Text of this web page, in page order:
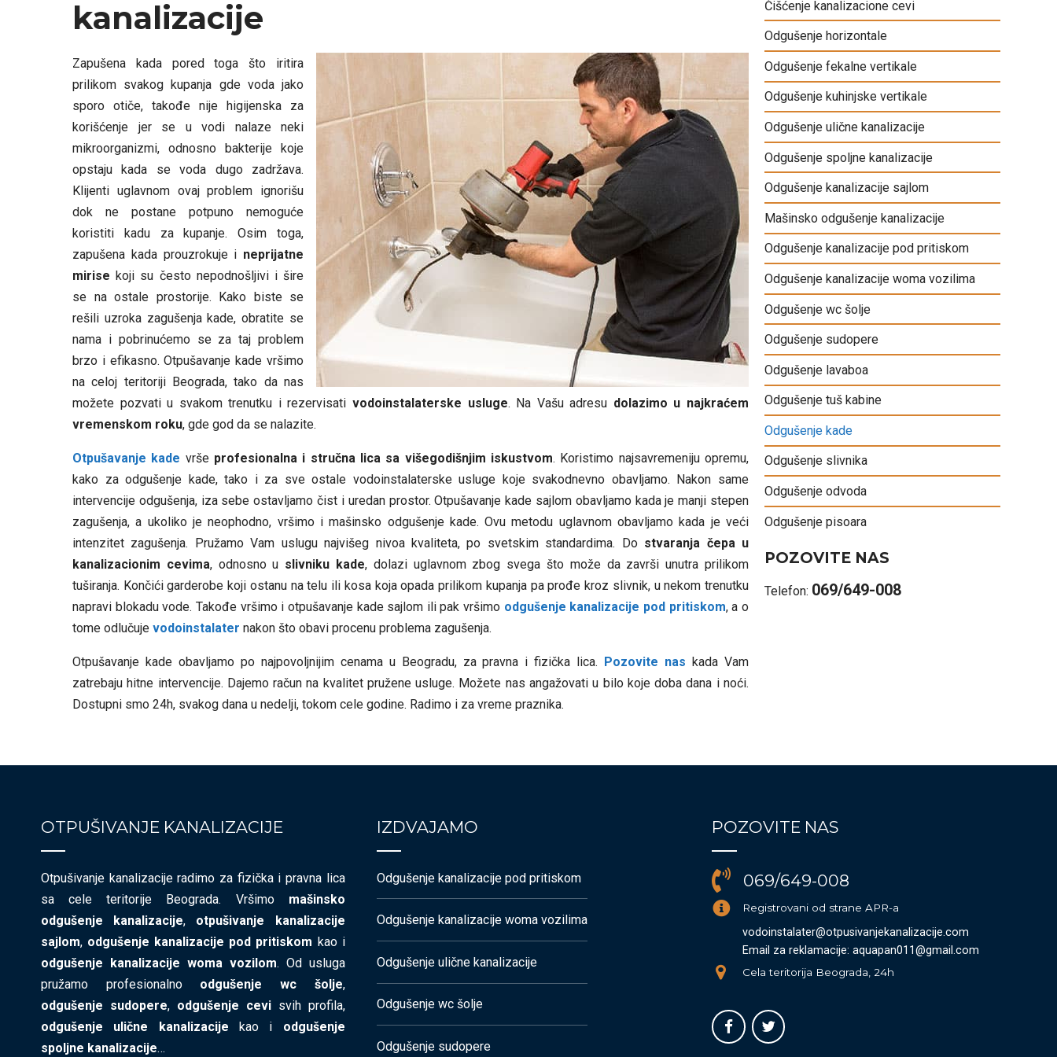
kanalizacije
Zapušena kada pored toga što iritira
prilikom svakog kupanja gde voda jako
sporo otiče, takođe nije higijenska za
korišćenje jer se u vodi nalaze neki
mikroorganizmi, odnosno bakterije koje
opstaju kada se voda dugo zadržava.
Klijenti uglavnom ovaj problem ignorišu
dok ne postane potpuno nemoguće
koristiti kadu za kupanje. Osim toga,
zapušena kada prouzrokuje i neprijatne
mirise koji su često nepodnošljivi i šire
se na ostale prostorije. Kako biste se
rešili uzroka zagušenja kade, obratite se
nama i pobrinućemo se za taj problem
brzo i efikasno. Otpušavanje kade vršimo
na celoj teritoriji Beograda, tako da nas
možete pozvati u svakom trenutku i rezervisati vodoinstalaterske usluge. Na Vašu adresu dolazimo u najkraćem
vremenskom roku, gde god da se nalazite.
Otpušavanje kade vrše profesionalna i stručna lica sa višegodišnjim iskustvom. Koristimo najsavremeniju opremu,
kako za odgušenje kade, tako i za sve ostale vodoinstalaterske usluge koje svakodnevno obavljamo. Nakon same
intervencije odgušenja, iza sebe ostavljamo čist i uredan prostor. Otpušavanje kade sajlom obavljamo kada je manji stepen
zagušenja, a ukoliko je neophodno, vršimo i mašinsko odgušenje kade. Ovu metodu uglavnom obavljamo kada je veći
intenzitet zagušenja. Pružamo Vam uslugu najvišeg nivoa kvaliteta, po svetskim standardima. Do stvaranja čepa u
kanalizacionim cevima, odnosno u slivniku kade, dolazi uglavnom zbog svega što može da završi unutra prilikom
tuširanja. Končići garderobe koji ostanu na telu ili kosa koja opada prilikom kupanja pa prođe kroz slivnik, u nekom trenutku
napravi blokadu vode. Takođe vršimo i otpušavanje kade sajlom ili pak vršimo odgušenje kanalizacije pod pritiskom, a o
tome odlučuje vodoinstalater nakon što obavi procenu problema zagušenja.
Otpušavanje kade obavljamo po najpovoljnijim cenama u Beogradu, za pravna i fizička lica. Pozovite nas kada Vam
zatrebaju hitne intervencije. Dajemo račun na kvalitet pružene usluge. Možete nas angažovati u bilo koje doba dana i noći.
Dostupni smo 24h, svakog dana u nedelji, tokom cele godine. Radimo i za vreme praznika.
Čišćenje kanalizacione cevi
Odgušenje horizontale
Odgušenje fekalne vertikale
Odgušenje kuhinjske vertikale
Odgušenje ulične kanalizacije
Odgušenje spoljne kanalizacije
Odgušenje kanalizacije sajlom
Mašinsko odgušenje kanalizacije
Odgušenje kanalizacije pod pritiskom
Odgušenje kanalizacije woma vozilima
Odgušenje wc šolje
Odgušenje sudopere
Odgušenje lavaboa
Odgušenje tuš kabine
Odgušenje kade
Odgušenje slivnika
Odgušenje odvoda
Odgušenje pisoara
POZOVITE NAS
Telefon: 069/649-008
OTPUŠIVANJE KANALIZACIJE
Otpušivanje kanalizacije radimo za fizička i pravna lica
sa cele teritorije Beograda. Vršimo mašinsko
odgušenje kanalizacije, otpušivanje kanalizacije
sajlom, odgušenje kanalizacije pod pritiskom kao i
odgušenje kanalizacije woma vozilom. Od usluga
pružamo profesionalno odgušenje wc šolje,
odgušenje sudopere, odgušenje cevisvih profila,
odgušenje ulične kanalizacije kao i odgušenje
spoljne kanalizacije…
IZDVAJAMO
Odgušenje kanalizacije pod pritiskom
Odgušenje kanalizacije woma vozilima
Odgušenje ulične kanalizacije
Odgušenje wc šolje
Odgušenje sudopere
POZOVITE NAS
069/649-008
Registrovani od strane APR-a
vodoinstalater@otpusivanjekanalizacije.com
Email za reklamacije: aquapan011@gmail.com
Cela teritorija Beograda, 24h